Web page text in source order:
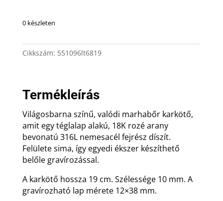
0 készleten
Cikkszám: 551096lt6819
Termékleírás
Világosbarna színű, valódi marhabőr karkötő,
amit egy téglalap alakú, 18K rozé arany
bevonatú 316L nemesacél fejrész díszít.
Felülete sima, így egyedi ékszer készíthető
belőle gravírozással.
A karkötő hossza 19 cm. Szélessége 10 mm. A
gravírozható lap mérete 12×38 mm.